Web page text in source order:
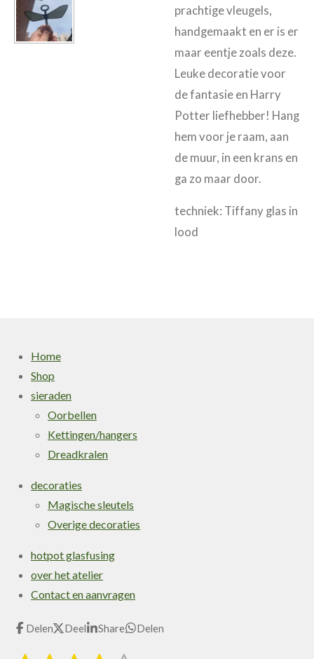
prachtige vleugels,
handgemaakt en er is er
maar eentje zoals deze.
Leuke decoratie voor
de fantasie en Harry
Potter liefhebber! Hang
hem voor je raam, aan
de muur, in een krans en
ga zo maar door.
techniek: Tiffany glas in
lood
Home
Shop
sieraden
Oorbellen
Kettingen/hangers
Dreadkralen
decoraties
Magische sleutels
Overige decoraties
hotpot glasfusing
over het atelier
Contact en aanvragen
Delen Deel Share Delen